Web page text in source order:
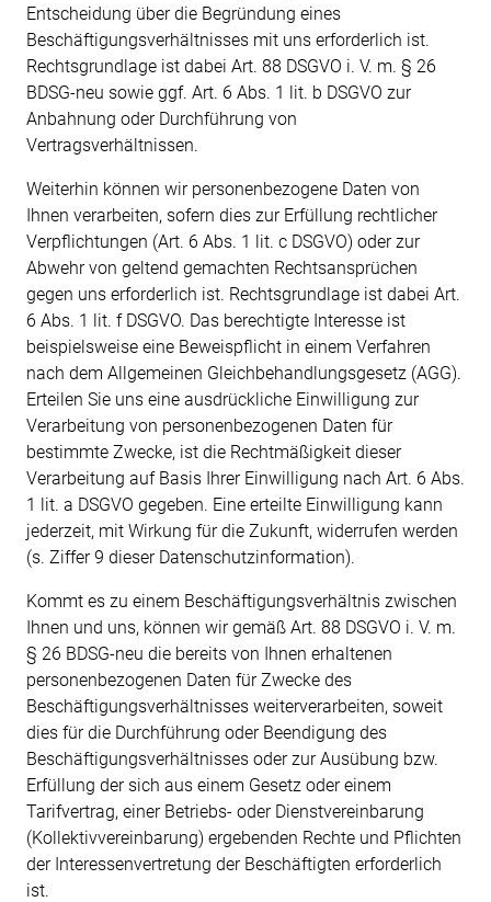
Entscheidung über die Begründung eines
Beschäftigungsverhältnisses mit uns erforderlich ist.
Rechtsgrundlage ist dabei Art. 88 DSGVO i. V. m. § 26
BDSG-neu sowie ggf. Art. 6 Abs. 1 lit. b DSGVO zur
Anbahnung oder Durchführung von
Vertragsverhältnissen.
Weiterhin können wir personenbezogene Daten von
Ihnen verarbeiten, sofern dies zur Erfüllung rechtlicher
Verpflichtungen (Art. 6 Abs. 1 lit. c DSGVO) oder zur
Abwehr von geltend gemachten Rechtsansprüchen
gegen uns erforderlich ist. Rechtsgrundlage ist dabei Art.
6 Abs. 1 lit. f DSGVO. Das berechtigte Interesse ist
beispielsweise eine Beweispflicht in einem Verfahren
nach dem Allgemeinen Gleichbehandlungsgesetz (AGG).
Erteilen Sie uns eine ausdrückliche Einwilligung zur
Verarbeitung von personenbezogenen Daten für
bestimmte Zwecke, ist die Rechtmäßigkeit dieser
Verarbeitung auf Basis Ihrer Einwilligung nach Art. 6 Abs.
1 lit. a DSGVO gegeben. Eine erteilte Einwilligung kann
jederzeit, mit Wirkung für die Zukunft, widerrufen werden
(s. Ziffer 9 dieser Datenschutzinformation).
Kommt es zu einem Beschäftigungsverhältnis zwischen
Ihnen und uns, können wir gemäß Art. 88 DSGVO i. V. m.
§ 26 BDSG-neu die bereits von Ihnen erhaltenen
personenbezogenen Daten für Zwecke des
Beschäftigungsverhältnisses weiterverarbeiten, soweit
dies für die Durchführung oder Beendigung des
Beschäftigungsverhältnisses oder zur Ausübung bzw.
Erfüllung der sich aus einem Gesetz oder einem
Tarifvertrag, einer Betriebs- oder Dienstvereinbarung
(Kollektivvereinbarung) ergebenden Rechte und Pflichten
der Interessenvertretung der Beschäftigten erforderlich
ist.